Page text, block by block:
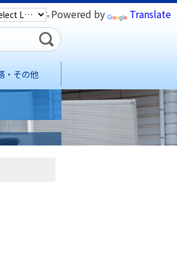
集しています。
・その他
Powered by Translate